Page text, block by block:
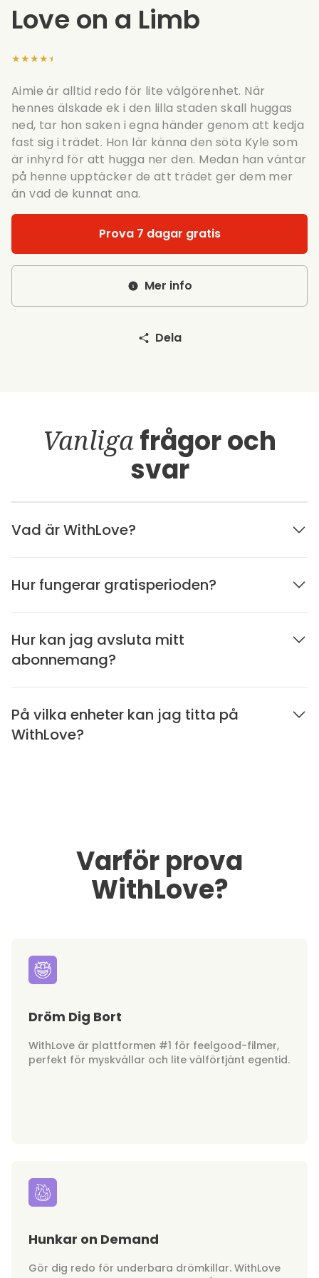
Love on a Limb
★★★★★
Aimie är alltid redo för lite välgörenhet. När
hennes älskade ek i den lilla staden skall huggas
ned, tar hon saken i egna händer genom att kedja
fast sig i trädet. Hon lär känna den söta Kyle som
är inhyrd för att hugga ner den. Medan han väntar
på henne upptäcker de att trädet ger dem mer
än vad de kunnat ana.
Prova 7 dagar gratis
Mer info
Dela
Vanligafrågor och
svar
Vad är WithLove?
Hur fungerar gratisperioden?
Hur kan jag avsluta mitt
abonnemang?
På vilka enheter kan jag titta på
WithLove?
Varför prova
WithLove?
Dröm Dig Bort
WithLove är plattformen #1 för feelgood-filmer,
perfekt för myskvällar och lite välförtjänt egentid.
Hunkar on Demand
Gör dig redo för underbara drömkillar. WithLove